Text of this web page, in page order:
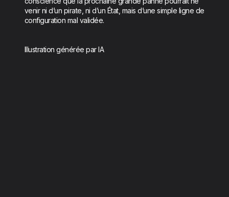
venir ni d’un pirate, ni d’un État, mais d’une simple ligne de
configuration mal validée.
Illustration générée par IA